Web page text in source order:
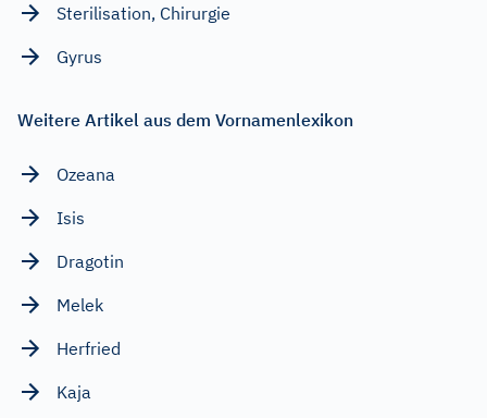
Sterilisation, Chirurgie
Gyrus
Weitere Artikel aus dem Vornamenlexikon
Ozeana
Isis
Dragotin
Melek
Herfried
Kaja